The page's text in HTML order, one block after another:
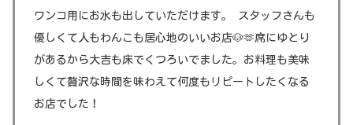
ワンコ用にお水も出していただけます。 スタッフさんも
優しくて人もわんこも居心地のいいお店🐶🫶席にゆとり
があるから大吉も床でくつろいでました。お料理も美味
しくて贅沢な時間を味わえて何度もリピートしたくなる
お店でした！